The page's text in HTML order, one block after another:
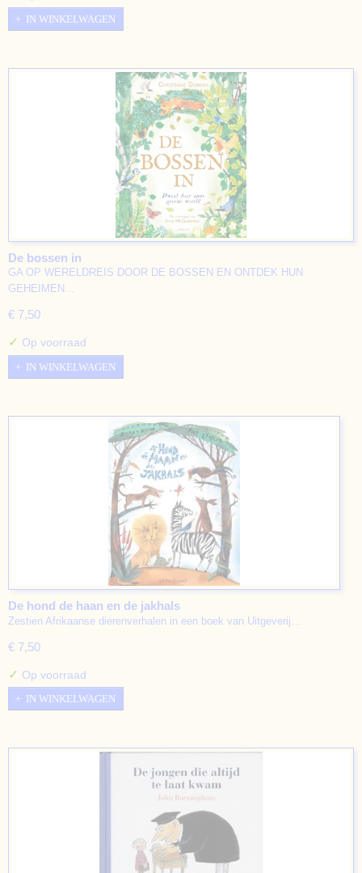
IN WINKELWAGEN
De bossen in
GA OP WERELDREIS DOOR DE BOSSEN EN ONTDEK HUN
GEHEIMEN…
€ 7,50
✓ Op voorraad
IN WINKELWAGEN
De hond de haan en de jakhals
Zestien Afrikaanse dierenverhalen in een boek van Uitgeverij…
€ 7,50
✓ Op voorraad
IN WINKELWAGEN